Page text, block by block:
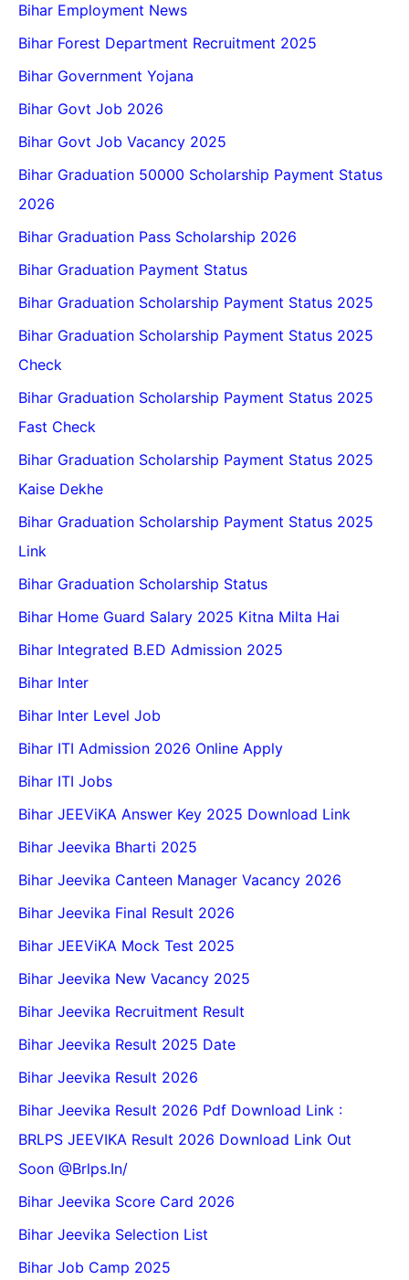
Bihar Employment News
Bihar Forest Department Recruitment 2025
Bihar Government Yojana
Bihar Govt Job 2026
Bihar Govt Job Vacancy 2025
Bihar Graduation 50000 Scholarship Payment Status
2026
Bihar Graduation Pass Scholarship 2026
Bihar Graduation Payment Status
Bihar Graduation Scholarship Payment Status 2025
Bihar Graduation Scholarship Payment Status 2025
Check
Bihar Graduation Scholarship Payment Status 2025
Fast Check
Bihar Graduation Scholarship Payment Status 2025
Kaise Dekhe
Bihar Graduation Scholarship Payment Status 2025
Link
Bihar Graduation Scholarship Status
Bihar Home Guard Salary 2025 Kitna Milta Hai
Bihar Integrated B.ED Admission 2025
Bihar Inter
Bihar Inter Level Job
Bihar ITI Admission 2026 Online Apply
Bihar ITI Jobs
Bihar JEEViKA Answer Key 2025 Download Link
Bihar Jeevika Bharti 2025
Bihar Jeevika Canteen Manager Vacancy 2026
Bihar Jeevika Final Result 2026
Bihar JEEViKA Mock Test 2025
Bihar Jeevika New Vacancy 2025
Bihar Jeevika Recruitment Result
Bihar Jeevika Result 2025 Date
Bihar Jeevika Result 2026
Bihar Jeevika Result 2026 Pdf Download Link :
BRLPS JEEVIKA Result 2026 Download Link Out
Soon @Brlps.in/
Bihar Jeevika Score Card 2026
Bihar Jeevika Selection List
Bihar Job Camp 2025